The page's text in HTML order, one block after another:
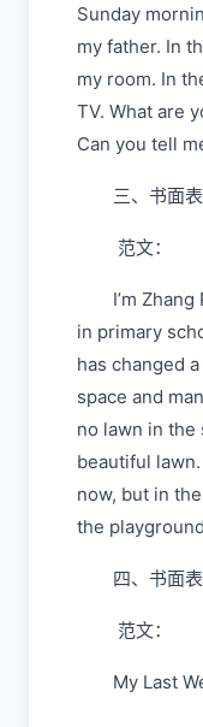
Sunday
my father. In
my room. In
TV. What are
Can you tell
三、书面表
范文：
I’m
in primary
has changed
space and
no lawn in the
beautiful
now, but in
the
四、书面表
范文：
My Last